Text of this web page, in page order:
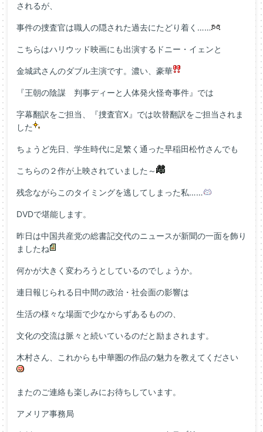
されるが、
事件の捜査官は職人の隠された過去にたどり着く……
こちらはハリウッド映画にも出演するドニー・イェンと
金城武さんのダブル主演です。濃い、豪華
『王朝の陰謀 判事ディーと人体発火怪奇事件』では
字幕翻訳をご担当、『捜査官X』では吹替翻訳をご担当されま
した
ちょうど先日、学生時代に足繁く通った早稲田松竹さんでも
こちらの２作が上映されていました～
残念ながらこのタイミングを逃してしまった私……
DVDで堪能します。
昨日は中国共産党の総書記交代のニュースが新聞の一面を飾り
ましたね
何かが大きく変わろうとしているのでしょうか。
連日報じられる日中間の政治・社会面の影響は
生活の様々な場面で少なからずあるものの、
文化の交流は脈々と続いているのだと励まされます。
木村さん、これからも中華圏の作品の魅力を教えてください
またのご連絡も楽しみにお待ちしています。
アメリア事務局